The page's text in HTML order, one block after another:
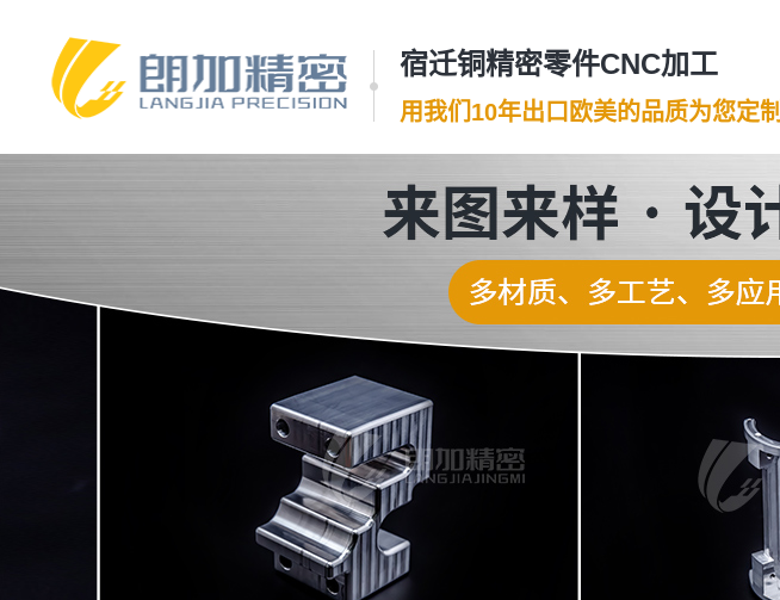
宿迁铜精密零件CNC加工
用我们10年出口欧美的品质为您定制